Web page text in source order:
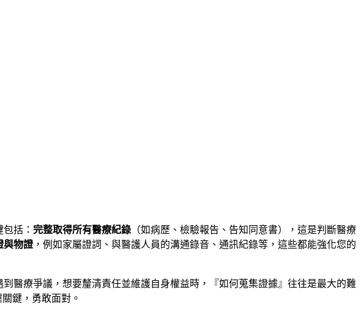
括： 完整取得所有醫療紀錄 （如病歷、檢驗報告、告知同意書），這是判斷醫療
與物證，例如家屬證詞、與醫護人員的溝通錄音、通訊紀錄等，這些都能強化您的
醫療爭議，想要釐清責任並維護自身權益時，『如何蒐集證據』往往是最大的難
鍵，勇敢面對。